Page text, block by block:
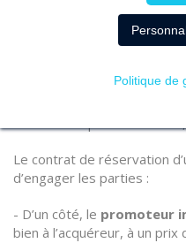
Signer un contrat de
spécifique à l’achat d’un
Le contrat de réservation
d’engager les parties :
- D’un côté, le promoteur
bien à l’acquéreur, à un
Politique de